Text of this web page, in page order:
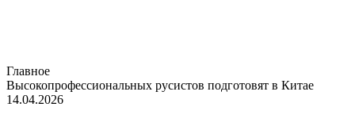
Главное
Высокопрофессиональных русистов подготовят в Китае
14.04.2026